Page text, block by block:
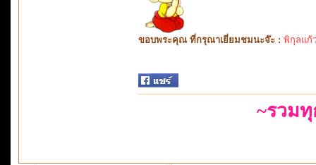
ขอบพระคุณ ที่กรุณาเยี่ยมชมนะจ๊ะ : พิกุลแก้
~รวม